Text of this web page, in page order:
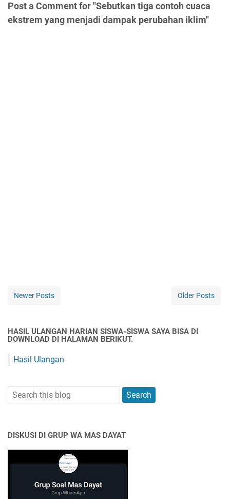
Post a Comment for "Sebutkan tiga contoh cuaca
ekstrem yang menjadi dampak perubahan iklim"
Newer Posts Older Posts
HASIL ULANGAN HARIAN SISWA-SISWA SAYA BISA DI
DOWNLOAD DI HALAMAN BERIKUT.
Hasil Ulangan
DISKUSI DI GRUP WA MAS DAYAT